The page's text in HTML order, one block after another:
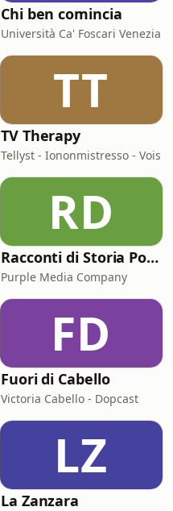
Chi ben comincia
Università Ca' Foscari Venezia
TT
TV Therapy
Tellyst - Iononmistresso - Vois
RD
Racconti di Storia Podcast
Purple Media Company
FD
Fuori di Cabello
Victoria Cabello - Dopcast
LZ
La Zanzara